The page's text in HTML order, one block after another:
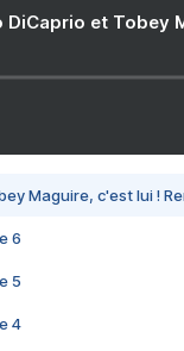
DiCaprio et Tobey
Maguire, c'est lui !
6
5
4